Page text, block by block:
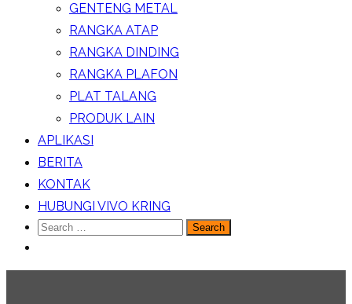
GENTENG METAL
RANGKA ATAP
RANGKA DINDING
RANGKA PLAFON
PLAT TALANG
PRODUK LAIN
APLIKASI
BERITA
KONTAK
HUBUNGI VIVO KRING
Search